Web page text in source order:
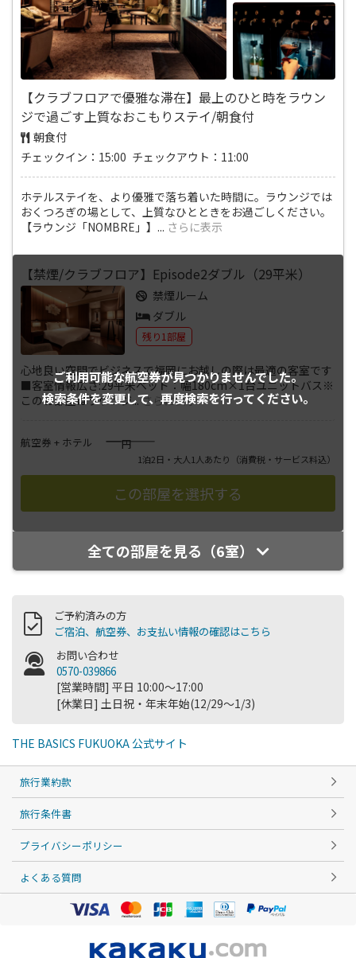
【クラブフロアで優雅な滞在】最上のひと時をラウン
ジで過ごす上質なおこもりステイ/朝食付
朝食付
チェックイン：15:00 チェックアウト：11:00
ホテルステイを、より優雅で落ち着いた時間に。ラウンジでは
おくつろぎの場として、上質なひとときをお過ごしください。
【ラウンジ「NOMBRE」】 ... さらに表示
ご利用可能な航空券が見つかりませんでした。
検索条件を変更して、再度検索を行ってください。
【禁煙/クラブフロア】Episode2ダブル（29平米）
禁煙ルーム
ダブル
残り1部屋
心地良い空間でビジネスで福岡にお越しの際は最適の客室です
■客室情報広さ:29平米ベッド：幅180cm×1台ユニットバス※
このお部屋はラウンジ...さらに表示
航空券 + ホテル ――――円
1泊2日・大人1人あたり （消費税・サービス料込）
全ての部屋を見る（6室）
ご予約済みの方
ご宿泊、航空券、お支払い情報の確認はこちら
お問い合わせ
0570-039866
[営業時間] 平日 10:00～17:00
[休業日] 土日祝・年末年始(12/29～1/3)
THE BASICS FUKUOKA 公式サイト
旅行業約款
旅行条件書
プライバシーポリシー
よくある質問